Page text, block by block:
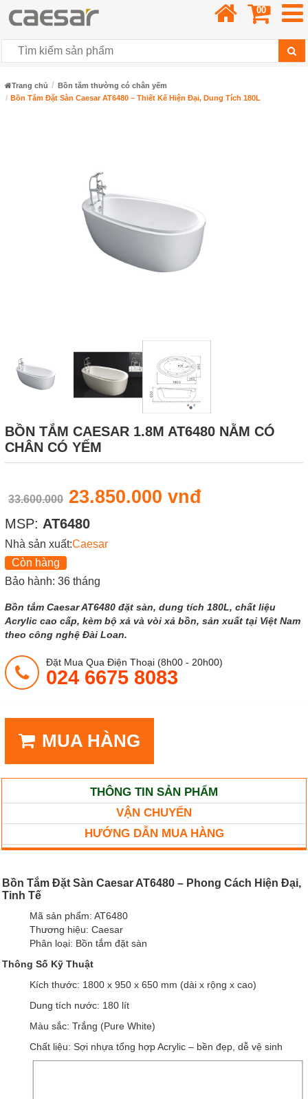
00
Trang chủ
Bồn tắm thường có chân yếm
Bồn Tắm Đặt Sàn Caesar AT6480 – Thiết Kế Hiện Đại, Dung Tích 180L
BỒN TẮM CAESAR 1.8M AT6480 NẰM CÓ
CHÂN CÓ YẾM
33.600.000 23.850.000 vnđ
MSP: AT6480
Nhà sản xuất:Caesar
Còn hàng
Bảo hành: 36 tháng
Bồn tắm Caesar AT6480 đặt sàn, dung tích 180L, chất liệu
Acrylic cao cấp, kèm bộ xả và vòi xả bồn, sản xuất tại Việt Nam
theo công nghệ Đài Loan.
Đặt Mua Qua Điện Thoại (8h00 - 20h00)
024 6675 8083
MUA HÀNG
THÔNG TIN SẢN PHẨM
VẬN CHUYỂN
HƯỚNG DẪN MUA HÀNG
Bồn Tắm Đặt Sàn Caesar AT6480 – Phong Cách Hiện Đại,
Tinh Tế
Mã sản phẩm: AT6480
Thương hiệu: Caesar
Phân loại: Bồn tắm đặt sàn
Thông Số Kỹ Thuật
Kích thước: 1800 x 950 x 650 mm (dài x rộng x cao)
Dung tích nước: 180 lít
Màu sắc: Trắng (Pure White)
Chất liệu: Sợi nhựa tổng hợp Acrylic – bền đẹp, dễ vệ sinh